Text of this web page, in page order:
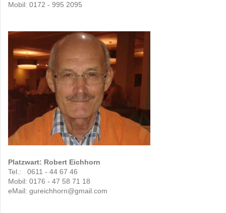
Mobil: 0172 - 995 2095
Platzwart: Robert Eichhorn
Tel.: 0611 - 44 67 46
Mobil: 0176 - 47 58 71 18
eMail: gureichhorn@gmail.com